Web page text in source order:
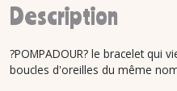
Description
?POMPADOUR? le bracelet qui
boucles d'oreilles du même